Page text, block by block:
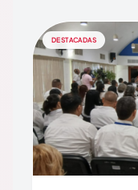
DESTACADAS